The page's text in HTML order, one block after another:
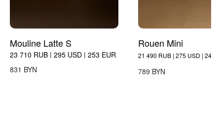
Mouline Latte S
23 710 RUB | 295 USD | 253 EUR
831 BYN
Rouen Mini
21 490 RUB | 275 USD | 240
789 BYN